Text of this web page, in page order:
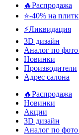
🔥Распродажа
⭐-40% на
⚡️Ликвидация
3D дизайн
Аналог по фото
Новинки
Производители
Адрес салона
🔥Распродажа
Новинки
Акции
3D дизайн
Аналог по фото